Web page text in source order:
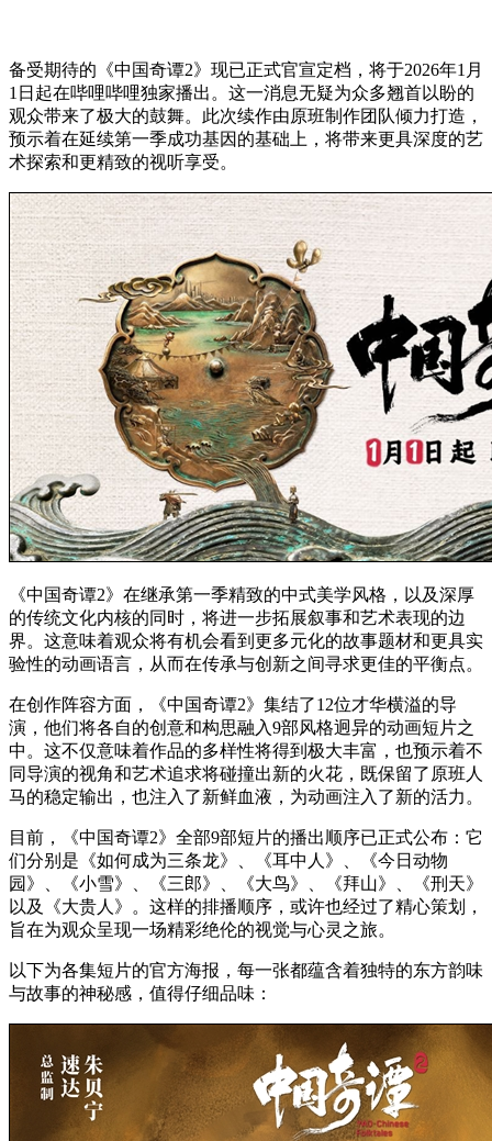
备受期待的《中国奇谭2》现已正式官宣定档，将于2026年1月
1日起在哔哩哔哩独家播出。这一消息无疑为众多翘首以盼的
观众带来了极大的鼓舞。此次续作由原班制作团队倾力打造，
预示着在延续第一季成功基因的基础上，将带来更具深度的艺
术探索和更精致的视听享受。
《中国奇谭2》在继承第一季精致的中式美学风格，以及深厚
的传统文化内核的同时，将进一步拓展叙事和艺术表现的边
界。这意味着观众将有机会看到更多元化的故事题材和更具实
验性的动画语言，从而在传承与创新之间寻求更佳的平衡点。
在创作阵容方面，《中国奇谭2》集结了12位才华横溢的导
演，他们将各自的创意和构思融入9部风格迥异的动画短片之
中。这不仅意味着作品的多样性将得到极大丰富，也预示着不
同导演的视角和艺术追求将碰撞出新的火花，既保留了原班人
马的稳定输出，也注入了新鲜血液，为动画注入了新的活力。
目前，《中国奇谭2》全部9部短片的播出顺序已正式公布：它
们分别是《如何成为三条龙》、《耳中人》、《今日动物
园》、《小雪》、《三郎》、《大鸟》、《拜山》、《刑天》
以及《大贵人》。这样的排播顺序，或许也经过了精心策划，
旨在为观众呈现一场精彩绝伦的视觉与心灵之旅。
以下为各集短片的官方海报，每一张都蕴含着独特的东方韵味
与故事的神秘感，值得仔细品味：